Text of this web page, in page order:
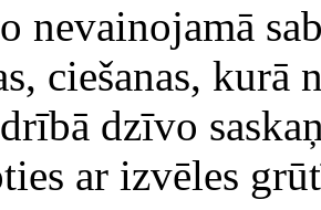
nevainojamā
ciešanas,
dzīvo
ar izvēles